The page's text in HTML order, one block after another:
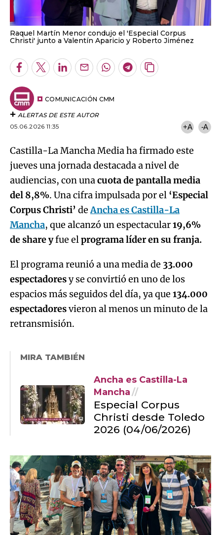
Raquel Martín Menor condujo el 'Especial Corpus
Christi' junto a Valentín Aparicio y Roberto Jiménez
Facebook
TwitterLinkedInEnviarWhatsapp
Telegram
Copiar
COMUNICACIÓN CMM
ALERTAS DE ESTE AUTOR
05.06.2026 11:35
+A -A
Castilla-La Mancha Media ha firmado este
jueves una jornada destacada a nivel de
audiencias, con unacuota de pantalla media
del 8,8%. Una cifra impulsada por el ‘Especial
Corpus Christi’ deAncha es Castilla-La
Mancha, que alcanzó un espectacular19,6%
de share yfue elprograma líder en su franja.
El programa reunió a una media de 33.000
espectadoresy se convirtió en uno de los
espacios más seguidos del día, ya que 134.000
espectadoresvieron al menos un minuto de la
retransmisión.
MIRA TAMBIÉN
Ancha es Castilla-La
Mancha
Especial Corpus
Christi desde Toledo
2026 (04/06/2026)